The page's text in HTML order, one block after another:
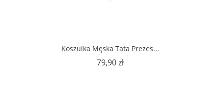
Koszulka Męska Tata Prezes...
79,90 złCena